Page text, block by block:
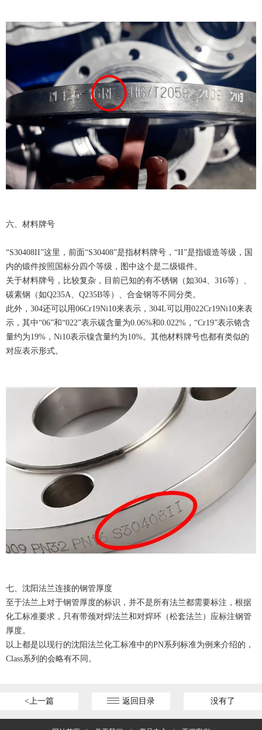
六、材料牌号
“S30408II”这里，前面“S30408”是指材料牌号，“II”是指锻造等级，国
内的锻件按照国标分四个等级，图中这个是二级锻件。
关于材料牌号，比较复杂，目前已知的有不锈钢（如304、316等）、
碳素钢（如Q235A、Q235B等）、合金钢等不同分类。
此外，304还可以用06Cr19Ni10来表示，304L可以用022Cr19Ni10来表
示，其中“06”和“022”表示碳含量为0.06%和0.022%，“Cr19”表示铬含
量约为19%，Ni10表示镍含量约为10%。其他材料牌号也都有类似的
对应表示形式。
七、沈阳法兰连接的钢管厚度
至于法兰上对于钢管厚度的标识，并不是所有法兰都需要标注，根据
化工标准要求，只有带颈对焊法兰和对焊环（松套法兰）应标注钢管
厚度。
以上都是以现行的沈阳法兰化工标准中的PN系列标准为例来介绍的，
Class系列的会略有不同。
<上一篇 返回目录 没有了